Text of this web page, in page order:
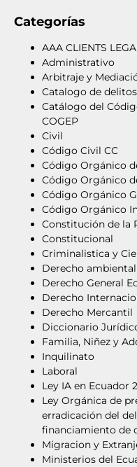
Categorías
AAA CLIENTS
Administrativo
Arbitraje y
Catalogo de
Catálogo del
COGEP
Civil
Código Civil CC
Código Orgánico
Código Orgánico
Código Orgánico
Código Orgánico
Constitución de la
Constitucional
Criminalistica y
Derecho ambiental
Derecho General
Derecho
Derecho Mercantil
Diccionario
Familia, Niñez y
Inquilinato
Laboral
Ley IA en Ecuador
Ley Orgánica de
erradicación del
financiamiento de
Migracion y
Ministerios del